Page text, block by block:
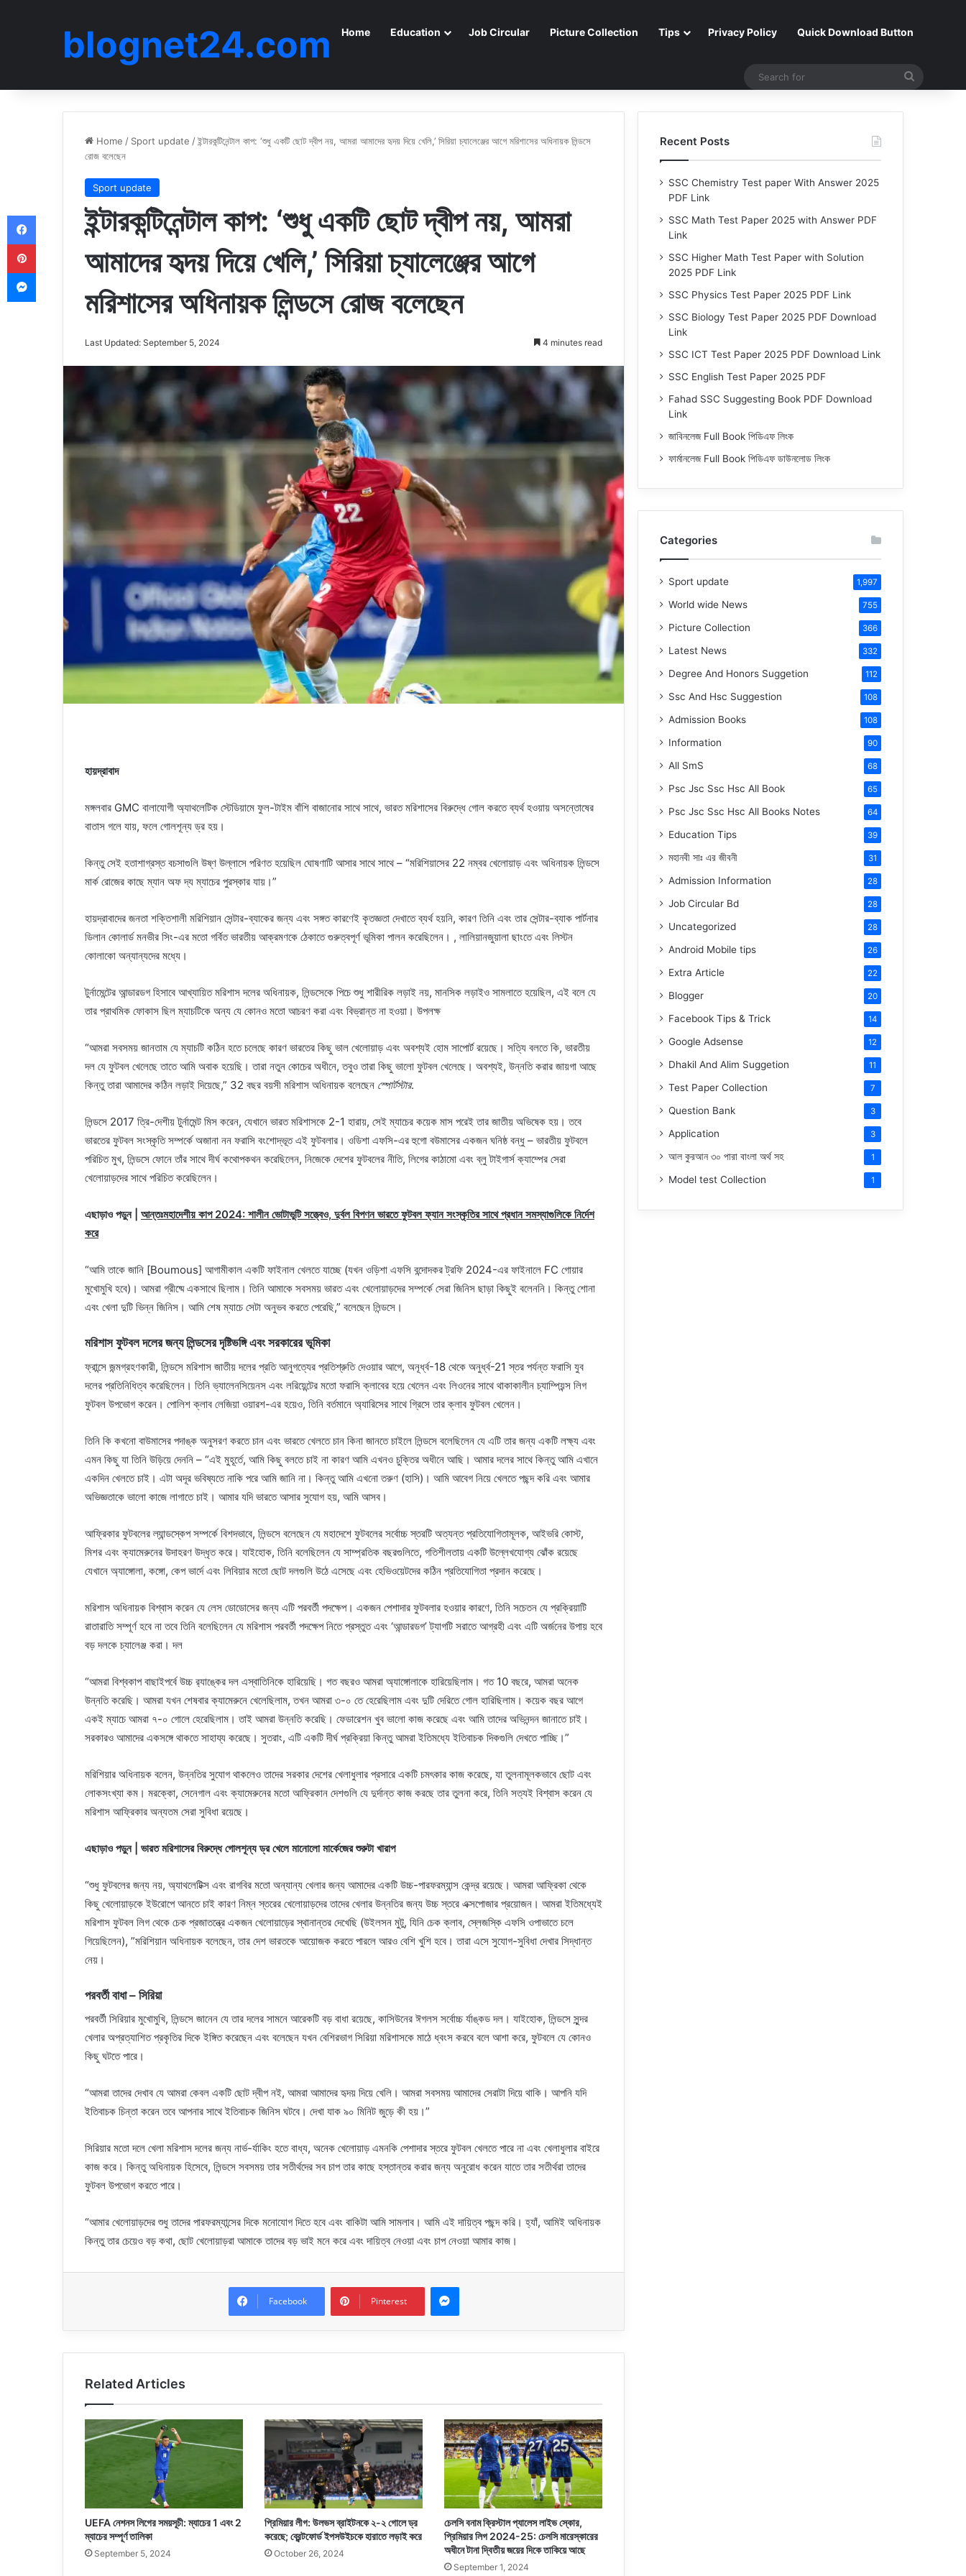
blognet24.com Home Education Job Circular Picture Collection Tips Privacy Policy Quick Download Button
Home / Sport update /ইন্টারকন্টিনেন্টাল কাপ: ‘শুধু একটি ছোট দ্বীপ নয়, আমরা আমাদের হৃদয় দিয়ে খেলি,’ সিরিয়া চ্যালেঞ্জের আগে মরিশাসের অধিনায়ক লিন্ডসে
রোজ বলেছেন
Sport update
ইন্টারকন্টিনেন্টাল কাপ: ‘শুধু একটি ছোট দ্বীপ নয়, আমরা
আমাদের হৃদয় দিয়ে খেলি,’ সিরিয়া চ্যালেঞ্জের আগে
মরিশাসের অধিনায়ক লিন্ডসে রোজ বলেছেন
Last Updated: September 5, 2024 4 minutes read
হায়দ্রাবাদ
মঙ্গলবার GMC বালাযোগী অ্যাথলেটিক স্টেডিয়ামে ফুল-টাইম বাঁশি বাজানোর সাথে সাথে, ভারত মরিশাসের বিরুদ্ধে গোল করতে ব্যর্থ হওয়ায় অসন্তোষের
বাতাস গলে যায়, ফলে গোলশূন্য ড্র হয়।
কিন্তু সেই হতাশাগ্রস্ত বচসাগুলি উষ্ণ উল্লাসে পরিণত হয়েছিল ঘোষণাটি আসার সাথে সাথে – “মরিশিয়াসের 22 নম্বর খেলোয়াড় এবং অধিনায়ক লিন্ডসে
মার্ক রোজের কাছে ম্যান অফ দ্য ম্যাচের পুরস্কার যায়।”
হায়দ্রাবাদের জনতা শক্তিশালী মরিশিয়ান সেন্টার-ব্যাকের জন্য এবং সঙ্গত কারণেই কৃতজ্ঞতা দেখাতে ব্যর্থ হয়নি, কারণ তিনি এবং তার সেন্টার-ব্যাক পার্টনার
ডিলান কোলার্ড মনভীর সিং-এর মতো গর্বিত ভারতীয় আক্রমণকে ঠেকাতে গুরুত্বপূর্ণ ভূমিকা পালন করেছিলেন। , লালিয়ানজুয়ালা ছাংতে এবং লিস্টন
কোলাকো অন্যান্যদের মধ্যে।
টুর্নামেন্টের আন্ডারডগ হিসাবে আখ্যায়িত মরিশাস দলের অধিনায়ক, লিন্ডসেকে পিচে শুধু শারীরিক লড়াই নয়, মানসিক লড়াইও সামলাতে হয়েছিল, এই বলে যে
তার প্রাথমিক ফোকাস ছিল ম্যাচটিকে অন্য যে কোনও মতো আচরণ করা এবং বিভ্রান্ত না হওয়া। উপলক্ষ
“আমরা সবসময় জানতাম যে ম্যাচটি কঠিন হতে চলেছে কারণ ভারতের কিছু ভাল খেলোয়াড় এবং অবশ্যই হোম সাপোর্ট রয়েছে। সত্যি বলতে কি, ভারতীয়
দল যে ফুটবল খেলেছে তাতে আমি অবাক হয়েছি। তারা নতুন কোচের অধীনে, তবুও তারা কিছু ভালো ফুটবল খেলেছে। অবশ্যই, উন্নতি করার জায়গা আছে
কিন্তু তারা আমাদের কঠিন লড়াই দিয়েছে,” 32 বছর বয়সী মরিশাস অধিনায়ক বলেছেন স্পোর্টস্টার.
লিন্ডসে 2017 ত্রি-দেশীয় টুর্নামেন্ট মিস করেন, যেখানে ভারত মরিশাসকে 2-1 হারায়, সেই ম্যাচের কয়েক মাস পরেই তার জাতীয় অভিষেক হয়। তবে
ভারতের ফুটবল সংস্কৃতি সম্পর্কে অজানা নন ফরাসি বংশোদ্ভূত এই ফুটবলার। ওডিশা এফসি-এর হুগো বউমাসের একজন ঘনিষ্ঠ বন্ধু – ভারতীয় ফুটবলে
পরিচিত মুখ, লিন্ডসে ফোনে তাঁর সাথে দীর্ঘ কথোপকথন করেছিলেন, নিজেকে দেশের ফুটবলের নীতি, লিগের কাঠামো এবং ব্লু টাইগার্স ক্যাম্পের সেরা
খেলোয়াড়দের সাথে পরিচিত করেছিলেন।
এছাড়াও পড়ুন | আন্তঃমহাদেশীয় কাপ 2024: শালীন ভোটাভুটি সত্ত্বেও, দুর্বল বিপণন ভারতে ফুটবল ফ্যান সংস্কৃতির সাথে প্রধান সমস্যাগুলিকে নির্দেশ
করে
“আমি তাকে জানি [Boumous] আগামীকাল একটি ফাইনাল খেলতে যাচ্ছে (যখন ওড়িশা এফসি বন্দোদকর ট্রফি 2024-এর ফাইনালে FC গোয়ার
মুখোমুখি হবে)। আমরা গ্রীষ্মে একসাথে ছিলাম। তিনি আমাকে সবসময় ভারত এবং খেলোয়াড়দের সম্পর্কে সেরা জিনিস ছাড়া কিছুই বলেননি। কিন্তু শোনা
এবং খেলা দুটি ভিন্ন জিনিস। আমি শেষ ম্যাচে সেটা অনুভব করতে পেরেছি,” বলেছেন লিন্ডসে।
মরিশাস ফুটবল দলের জন্য লিন্ডসের দৃষ্টিভঙ্গি এবং সরকারের ভূমিকা
ফ্রান্সে জন্মগ্রহণকারী, লিন্ডসে মরিশাস জাতীয় দলের প্রতি আনুগত্যের প্রতিশ্রুতি দেওয়ার আগে, অনূর্ধ্ব-18 থেকে অনুর্ধ্ব-21 স্তর পর্যন্ত ফরাসি যুব
দলের প্রতিনিধিত্ব করেছিলেন। তিনি ভ্যালেনসিয়েনস এবং লরিয়েন্টের মতো ফরাসি ক্লাবের হয়ে খেলেন এবং লিওনের সাথে থাকাকালীন চ্যাম্পিয়ন্স লিগ
ফুটবল উপভোগ করেন। পোলিশ ক্লাব লেজিয়া ওয়ারশ-এর হয়েও, তিনি বর্তমানে অ্যারিসের সাথে গ্রিসে তার ক্লাব ফুটবল খেলেন।
তিনি কি কখনো বাউমাসের পদাঙ্ক অনুসরণ করতে চান এবং ভারতে খেলতে চান কিনা জানতে চাইলে লিন্ডসে বলেছিলেন যে এটি তার জন্য একটি লক্ষ্য এবং
এমন কিছু যা তিনি উড়িয়ে দেননি – “এই মুহূর্তে, আমি কিছু বলতে চাই না কারণ আমি এখনও চুক্তির অধীনে আছি। আমার দলের সাথে কিন্তু আমি এখানে
একদিন খেলতে চাই। এটা অদূর ভবিষ্যতে নাকি পরে আমি জানি না। কিন্তু আমি এখনো তরুণ (হাসি)। আমি আবেগ নিয়ে খেলতে পছন্দ করি এবং আমার
অভিজ্ঞতাকে ভালো কাজে লাগাতে চাই। আমার যদি ভারতে আসার সুযোগ হয়, আমি আসব।
আফ্রিকার ফুটবলের ল্যান্ডস্কেপ সম্পর্কে বিশদভাবে, লিন্ডসে বলেছেন যে মহাদেশে ফুটবলের সর্বোচ্চ স্তরটি অত্যন্ত প্রতিযোগিতামূলক, আইভরি কোস্ট,
মিশর এবং ক্যামেরুনের উদাহরণ উদ্ধৃত করে। যাইহোক, তিনি বলেছিলেন যে সাম্প্রতিক বছরগুলিতে, গতিশীলতায় একটি উল্লেখযোগ্য ঝোঁক রয়েছে
যেখানে অ্যাঙ্গোলা, কঙ্গো, কেপ ভার্দে এবং লিবিয়ার মতো ছোট দলগুলি উঠে এসেছে এবং হেভিওয়েটদের কঠিন প্রতিযোগিতা প্রদান করেছে।
মরিশাস অধিনায়ক বিশ্বাস করেন যে লেস ডোডোসের জন্য এটি পরবর্তী পদক্ষেপ। একজন পেশাদার ফুটবলার হওয়ার কারণে, তিনি সচেতন যে প্রক্রিয়াটি
রাতারাতি সম্পূর্ণ হবে না তবে তিনি বলেছিলেন যে মরিশাস পরবর্তী পদক্ষেপ নিতে প্রস্তুত এবং ‘আন্ডারডগ’ ট্যাগটি সরাতে আগ্রহী এবং এটি অর্জনের উপায় হবে
বড় দলকে চ্যালেঞ্জ করা। দল
“আমরা বিশ্বকাপ বাছাইপর্বে উচ্চ র‌্যাঙ্কের দল এস্বাতিনিকে হারিয়েছি। গত বছরও আমরা অ্যাঙ্গোলাকে হারিয়েছিলাম। গত 10 বছরে, আমরা অনেক
উন্নতি করেছি। আমরা যখন শেষবার ক্যামেরুনে খেলেছিলাম, তখন আমরা ৩-০ তে হেরেছিলাম এবং দুটি দেরিতে গোল হারিছিলাম। কয়েক বছর আগে
একই ম্যাচে আমরা ৭-০ গোলে হেরেছিলাম। তাই আমরা উন্নতি করেছি। ফেডারেশন খুব ভালো কাজ করেছে এবং আমি তাদের অভিনন্দন জানাতে চাই।
সরকারও আমাদের একসঙ্গে থাকতে সাহায্য করেছে। সুতরাং, এটি একটি দীর্ঘ প্রক্রিয়া কিন্তু আমরা ইতিমধ্যে ইতিবাচক দিকগুলি দেখতে পাচ্ছি।”
মরিশিয়ার অধিনায়ক বলেন, উন্নতির সুযোগ থাকলেও তাদের সরকার দেশের খেলাধুলার প্রসারে একটি চমৎকার কাজ করেছে, যা তুলনামূলকভাবে ছোট এবং
লোকসংখ্যা কম। মরক্কো, সেনেগাল এবং ক্যামেরুনের মতো আফ্রিকান দেশগুলি যে দুর্দান্ত কাজ করছে তার তুলনা করে, তিনি সত্যই বিশ্বাস করেন যে
মরিশাস আফ্রিকার অন্যতম সেরা সুবিধা রয়েছে।
এছাড়াও পড়ুন | ভারত মরিশাসের বিরুদ্ধে গোলশূন্য ড্র খেলে মানোলো মার্কেজের শুরুটা খারাপ
“শুধু ফুটবলের জন্য নয়, অ্যাথলেটিক্স এবং রাগবির মতো অন্যান্য খেলার জন্য আমাদের একটি উচ্চ-পারফরম্যান্স কেন্দ্র রয়েছে। আমরা আফ্রিকা থেকে
কিছু খেলোয়াড়কে ইউরোপে আনতে চাই কারণ নিম্ন স্তরের খেলোয়াড়দের তাদের খেলার উন্নতির জন্য উচ্চ স্তরে এক্সপোজার প্রয়োজন। আমরা ইতিমধ্যেই
মরিশাস ফুটবল লিগ থেকে চেক প্রজাতন্ত্রে একজন খেলোয়াড়ের স্থানান্তর দেখেছি (উইলসন মুটু, যিনি চেক ক্লাব, স্লেজস্কি এফসি ওপাভাতে চলে
গিয়েছিলেন), ”মরিশিয়ান অধিনায়ক বলেছেন, তার দেশ ভারতকে আয়োজক করতে পারলে আরও বেশি খুশি হবে। তারা এসে সুযোগ-সুবিধা দেখার সিদ্ধান্ত
নেয়।
পরবর্তী বাধা – সিরিয়া
পরবর্তী সিরিয়ার মুখোমুখি, লিন্ডসে জানেন যে তার দলের সামনে আরেকটি বড় বাধা রয়েছে, কাসিউনের ঈগলস সর্বোচ্চ র্যাঙ্কড দল। যাইহোক, লিন্ডসে সুন্দর
খেলার অপ্রত্যাশিত প্রকৃতির দিকে ইঙ্গিত করেছেন এবং বলেছেন যখন বেশিরভাগ সিরিয়া মরিশাসকে মাঠে ধ্বংস করবে বলে আশা করে, ফুটবলে যে কোনও
কিছু ঘটতে পারে।
“আমরা তাদের দেখাব যে আমরা কেবল একটি ছোট দ্বীপ নই, আমরা আমাদের হৃদয় দিয়ে খেলি। আমরা সবসময় আমাদের সেরাটা দিয়ে থাকি। আপনি যদি
ইতিবাচক চিন্তা করেন তবে আপনার সাথে ইতিবাচক জিনিস ঘটবে। দেখা যাক ৯০ মিনিট জুড়ে কী হয়।”
সিরিয়ার মতো দলে খেলা মরিশাস দলের জন্য নার্ভ-র্যাকিং হতে বাধ্য, অনেক খেলোয়াড় এমনকি পেশাদার স্তরে ফুটবল খেলতে পারে না এবং খেলাধুলার বাইরে
কাজ করে। কিন্তু অধিনায়ক হিসেবে, লিন্ডসে সবসময় তার সতীর্থদের সব চাপ তার কাছে হস্তান্তর করার জন্য অনুরোধ করেন যাতে তার সতীর্থরা তাদের
ফুটবল উপভোগ করতে পারে।
“আমার খেলোয়াড়দের শুধু তাদের পারফরম্যান্সের দিকে মনোযোগ দিতে হবে এবং বাকিটা আমি সামলাব। আমি এই দায়িত্ব পছন্দ করি। হ্যাঁ, আমিই অধিনায়ক
কিন্তু তার চেয়েও বড় কথা, ছোট খেলোয়াড়রা আমাকে তাদের বড় ভাই মনে করে এবং দায়িত্ব নেওয়া এবং চাপ নেওয়া আমার কাজ।
Facebook Pinterest
Messenger
Related Articles
UEFA নেশনস লিগের সময়সূচী: ম্যাচের 1 এবং 2
ম্যাচের সম্পূর্ণ তালিকা
September 5, 2024
প্রিমিয়ার লীগ: উলভস ব্রাইটনকে ২-২ গোলে ড্র
করেছে; ব্রেন্টফোর্ড ইপসউইচকে হারাতে লড়াই করে
October 26, 2024
চেলসি বনাম ক্রিস্টাল প্যালেস লাইভ স্কোর,
প্রিমিয়ার লিগ 2024-25: চেলসি মারেস্কারের
অধীনে টানা দ্বিতীয় জয়ের দিকে তাকিয়ে আছে
September 1, 2024
Recent Posts
SSC Chemistry Test paper With Answer 2025
PDF Link
SSC Math Test Paper 2025 with Answer PDF
Link
SSC Higher Math Test Paper with Solution
2025 PDF Link
SSC Physics Test Paper 2025 PDF Link
SSC Biology Test Paper 2025 PDF Download
Link
SSC ICT Test Paper 2025 PDF Download Link
SSC English Test Paper 2025 PDF
Fahad SSC Suggesting Book PDF Download
Link
জাবিনলেজ Full Book পিডিএফ লিংক
ফার্মানলেজ Full Book পিডিএফ ডাউনলোড লিংক
Categories
Sport update 1,997
World wide News 755
Picture Collection 366
Latest News 332
Degree And Honors Suggetion 112
Ssc And Hsc Suggestion 108
Admission Books 108
Information 90
All SmS 68
Psc Jsc Ssc Hsc All Book 65
Psc Jsc Ssc Hsc All Books Notes 64
Education Tips 39
মহানবীসাঃ এর জীবনী 31
Admission Information 28
Job Circular Bd 28
Uncategorized 28
Android Mobile tips 26
Extra Article 22
Blogger 20
Facebook Tips & Trick 14
Google Adsense 12
Dhakil And Alim Suggetion 11
Test Paper Collection 7
Question Bank 3
Application 3
আল কুরআন ৩০ পারা বাংলা অর্থ সহ 1
Model test Collection 1
Facebook
Pinterest
Messenger